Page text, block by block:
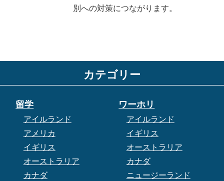
別への対策につながります。
カテゴリー
留学
アイルランド
アメリカ
イギリス
オーストラリア
カナダ
ワーホリ
アイルランド
イギリス
オーストラリア
カナダ
ニュージーランド